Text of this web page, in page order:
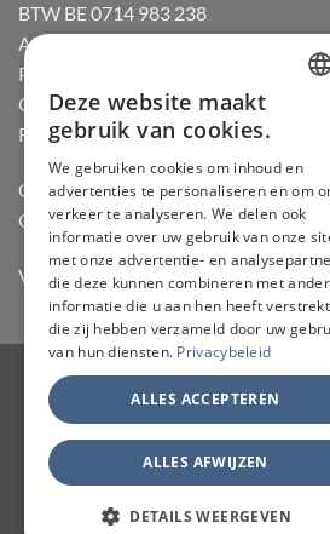
BTW BE 0714 983 238
Algemene voorwaarden
Privacybeleid
Cookiebeleid
Retourneren
Officiële dealer van Gozney en Big
Officiële advisor en verdeler van
Vertrouwd door hobbykoks, chefs en
IDeal Invoice KBC
JAPANSE MESSEN
TAFELMESSEN & SCHOOLSETS
Deze website maakt
gebruik van cookies.
We gebruiken cookies om inhoud en
advertenties te personaliseren en om
verkeer te analyseren. We delen ook
informatie over uw gebruik van onze
met onze advertentie- en
die deze kunnen combineren met
informatie die u aan hen heeft
die zij hebben verzameld door uw
van hun diensten. Privacybeleid
ALLES ACCEPTEREN
ALLES AFWIJZEN
DETAILS WEERGEVEN